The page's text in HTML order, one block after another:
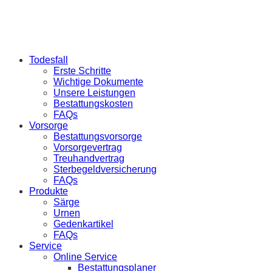
Todesfall
Erste Schritte
Wichtige Dokumente
Unsere Leistungen
Bestattungskosten
FAQs
Vorsorge
Bestattungsvorsorge
Vorsorgevertrag
Treuhandvertrag
Sterbegeldversicherung
FAQs
Produkte
Särge
Urnen
Gedenkartikel
FAQs
Service
Online Service
Bestattungsplaner